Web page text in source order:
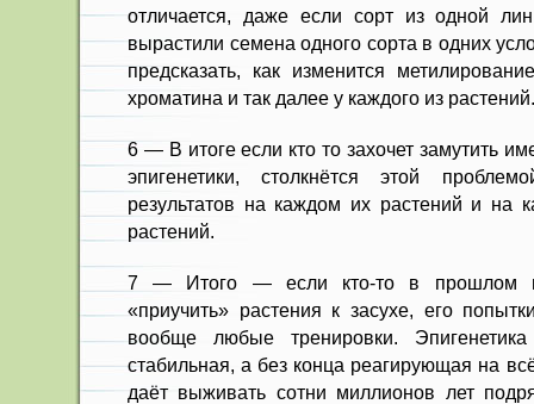
отличается, даже если сорт из одной
вырастили семена одного сорта в одних
предсказать, как изменится
хроматина и так далее у каждого из растений.
6 — В итоге если кто то захочет замутить
эпигенетики, столкнётся этой
результатов на каждом их растений и на
растений.
7 — Итого — если кто-то в прошлом
«приучить» растения к засухе, его
вообще любые тренировки.
стабильная, а без конца реагирующая на
даёт выживать сотни миллионов лет